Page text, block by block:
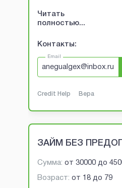
Читать
полностью...
Контакты:
Email
anegualgex@inbox.ru
Credit Help Вера
ЗАЙМ БЕЗ
Сумма: от 30000 до
Возраст: от 18 до 79